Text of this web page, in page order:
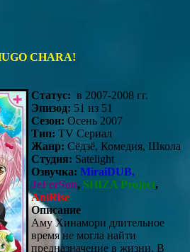
CHARA!
Статус: в 2007-2008 гг.
Эпизод: 51 из 51
Сезон: Осень 2007
Тип: TV Сериал
Жанр: Сёдзё, Комедия, Школа
Студия: Satelight
Озвучка: MiraiDUB,
JeFerSon, SHIZA Project,
AniRise
Описание
Аму Хинамори длительное
время не могла найти
предназначение в жизни. В